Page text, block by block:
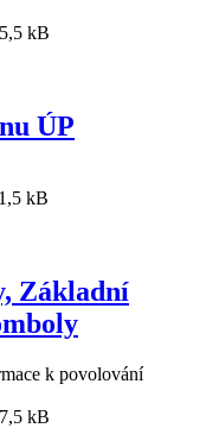
kB
ÚP
kB
Základní
k povolování
kB